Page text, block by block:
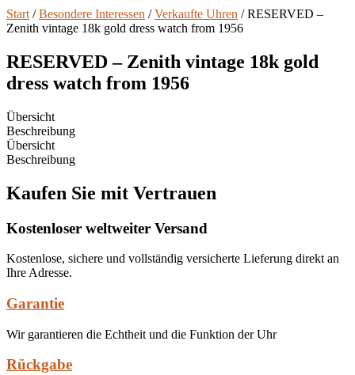
Start /Besondere Interessen /Verkaufte Uhren / RESERVED –
Zenith vintage 18k gold dress watch from 1956
RESERVED – Zenith vintage 18k gold
dress watch from 1956
Übersicht
Beschreibung
Übersicht
Beschreibung
Kaufen Sie mit Vertrauen
Kostenloser weltweiter Versand
Kostenlose, sichere und vollständig versicherte Lieferung direkt an
Ihre Adresse.
Garantie
Wir garantieren die Echtheit und die Funktion der Uhr
Rückgabe